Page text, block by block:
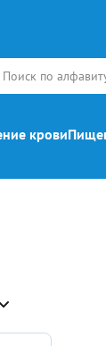
Поиск по
крови